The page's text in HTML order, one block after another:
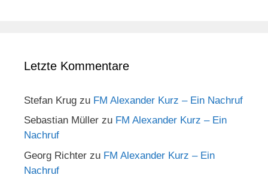
Letzte Kommentare
Stefan Krug zu FM Alexander Kurz – Ein Nachruf
Sebastian Müller zu FM Alexander Kurz – Ein
Nachruf
Georg Richter zu FM Alexander Kurz – Ein
Nachruf